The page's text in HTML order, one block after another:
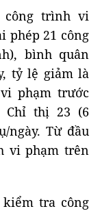
công trình vi
phép 21 công
bình quân
tỷ lệ giảm là
phạm trước
Chỉ thị 23 (6
ngày. Từ đầu
vi phạm trên
tra công